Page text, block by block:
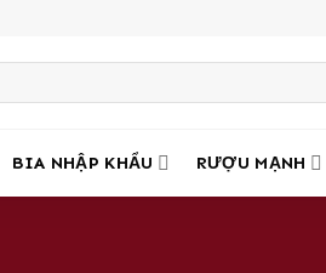
BIA NHẬP KHẨU RƯỢU MẠNH